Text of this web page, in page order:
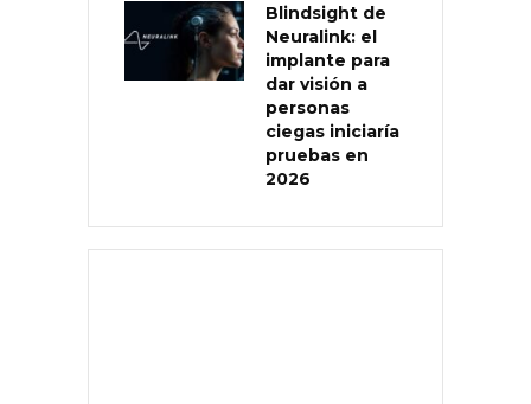
Blindsight de
Neuralink: el
implante para
dar visión a
personas
ciegas iniciaría
pruebas en
2026